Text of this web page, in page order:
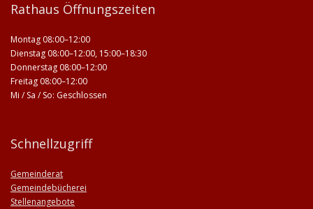
Rathaus Öffnungszeiten
Montag 08:00–12:00
Dienstag 08:00–12:00, 15:00–18:30
Donnerstag 08:00–12:00
Freitag 08:00–12:00
Mi / Sa / So: Geschlossen
Schnellzugriff
Gemeinderat
Gemeindebücherei
Stellenangebote